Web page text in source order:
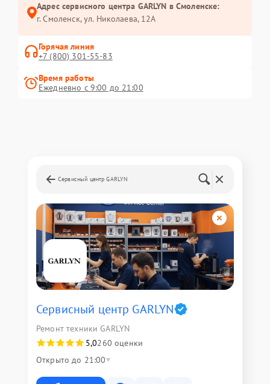
Адрес сервисного центра GARLYN в Смоленске:
г. Смоленск, ул. Николаева, 12А
Горячая линия
+7 (800) 301-55-83
Время работы
Ежедневно с 9:00 до 21:00
Сервисный центр GARLYN
Сервисный центр GARLYN
Ремонт техники GARLYN
5,0260 оценки
Открыто до 21:00